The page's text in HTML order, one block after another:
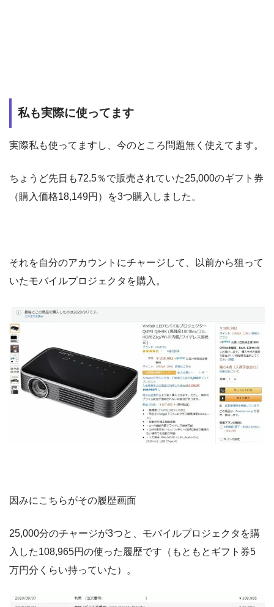
私も実際に使ってます
実際私も使ってますし、今のところ問題無く使えてます。
ちょうど先日も72.5％で販売されていた25,000のギフト券
（購入価格18,149円）を3つ購入しました。
それを自分のアカウントにチャージして、以前から狙って
いたモバイルプロジェクタを購入。
因みにこちらがその履歴画面
25,000分のチャージが3つと、モバイルプロジェクタを購
入した108,965円の使った履歴です（もともとギフト券5
万円分くらい持っていた）。